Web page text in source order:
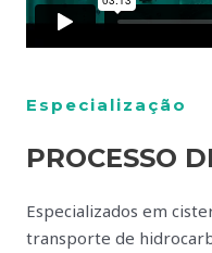
Especialização
PROCESSO
Especializados em
transporte de